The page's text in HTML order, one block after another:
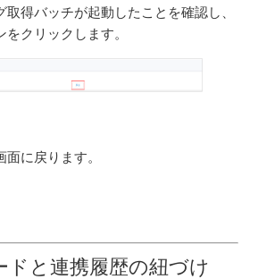
取得バッチが起動したことを確認し、
をクリックします。
面に戻ります。
ドと連携履歴の紐づけ